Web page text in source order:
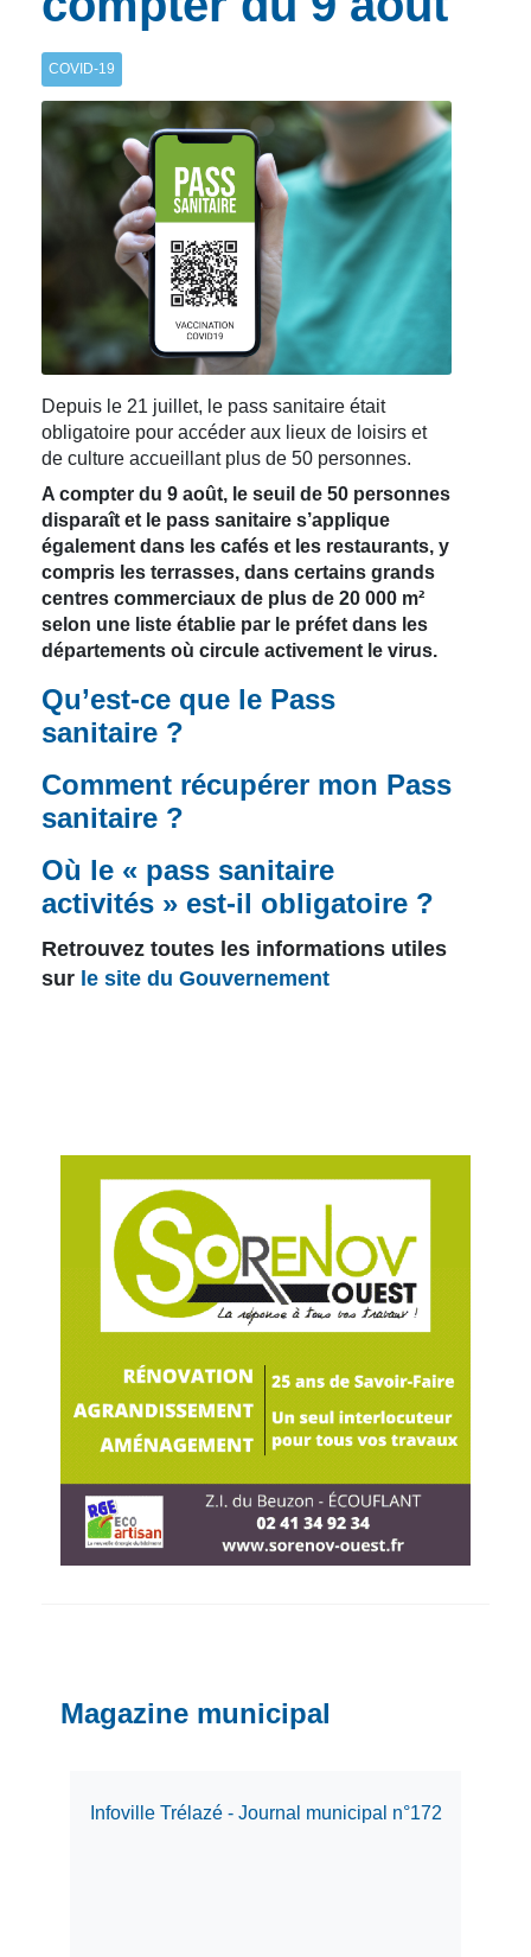
COVID-19
Depuis le 21 juillet, le pass sanitaire était
obligatoire pour accéder aux lieux de loisirs et
de culture accueillant plus de 50 personnes.
A compter du 9 août, le seuil de 50 personnes
disparaît et le pass sanitaire s’applique
également dans les cafés et les restaurants, y
compris les terrasses, dans certains grands
centres commerciaux de plus de 20 000 m²
selon une liste établie par le préfet dans les
départements où circule activement le virus.
Qu’est-ce que le Pass
sanitaire ?
Comment récupérer mon Pass
sanitaire ?
Où le « pass sanitaire
activités » est-il obligatoire ?
Retrouvez toutes les informations utiles
sur le site du Gouvernement
Magazine municipal
Infoville Trélazé - Journal municipal n°172